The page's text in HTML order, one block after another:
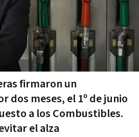
firmaron un
dos meses, el 1º de junio
a los Combustibles.
el alza